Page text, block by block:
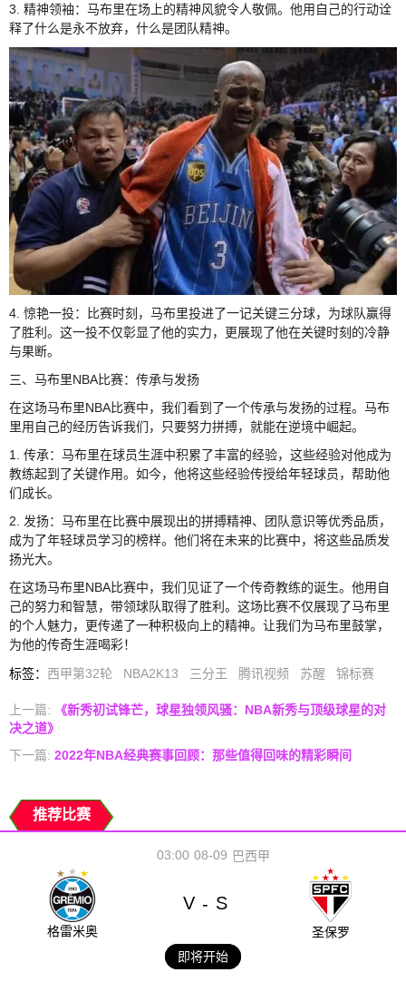
3. 精神领袖：马布里在场上的精神风貌令人敬佩。他用自己的行动诠
释了什么是永不放弃，什么是团队精神。
4. 惊艳一投：比赛时刻，马布里投进了一记关键三分球，为球队赢得
了胜利。这一投不仅彰显了他的实力，更展现了他在关键时刻的冷静
与果断。
三、马布里NBA比赛：传承与发扬
在这场马布里NBA比赛中，我们看到了一个传承与发扬的过程。马布
里用自己的经历告诉我们，只要努力拼搏，就能在逆境中崛起。
1. 传承：马布里在球员生涯中积累了丰富的经验，这些经验对他成为
教练起到了关键作用。如今，他将这些经验传授给年轻球员，帮助他
们成长。
2. 发扬：马布里在比赛中展现出的拼搏精神、团队意识等优秀品质，
成为了年轻球员学习的榜样。他们将在未来的比赛中，将这些品质发
扬光大。
在这场马布里NBA比赛中，我们见证了一个传奇教练的诞生。他用自
己的努力和智慧，带领球队取得了胜利。这场比赛不仅展现了马布里
的个人魅力，更传递了一种积极向上的精神。让我们为马布里鼓掌，
为他的传奇生涯喝彩！
标签： 西甲第32轮 NBA2K13 三分王 腾讯视频 苏醒 锦标赛
上一篇: 《新秀初试锋芒，球星独领风骚：NBA新秀与顶级球星的对
决之道》
下一篇: 2022年NBA经典赛事回顾：那些值得回味的精彩瞬间
推荐比赛
08-09
03:00 巴西甲
格雷米奥
V - S
圣保罗
即将开始